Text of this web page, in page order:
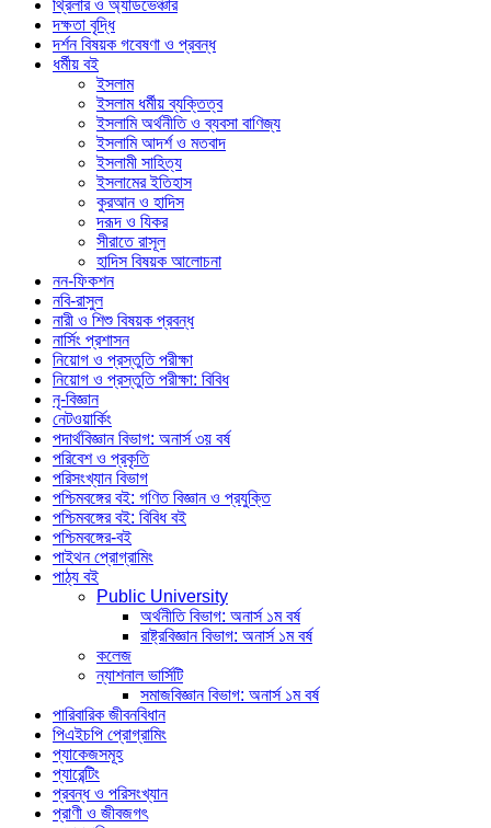
থ্রিলার ও অ্যাডভেঞ্চার
দক্ষতা বৃদ্ধি
দর্শন বিষয়ক গবেষণা ও প্রবন্ধ
ধর্মীয় বই
ইসলাম
ইসলাম ধর্মীয় ব্যক্তিত্ব
ইসলামি অর্থনীতি ও ব্যবসা বাণিজ্য
ইসলামি আদর্শ ও মতবাদ
ইসলামী সাহিত্য
ইসলামের ইতিহাস
কুরআন ও হাদিস
দরূদ ও যিকর
সীরাতে রাসূল
হাদিস বিষয়ক আলোচনা
নন-ফিকশন
নবি-রাসুল
নারী ও শিশু বিষয়ক প্রবন্ধ
নার্সিং প্রশাসন
নিয়োগ ও প্রস্তুতি পরীক্ষা
নিয়োগ ও প্রস্তুতি পরীক্ষা: বিবিধ
নৃ-বিজ্ঞান
নেটওয়ার্কিং
পদার্থবিজ্ঞান বিভাগ: অনার্স ৩য় বর্ষ
পরিবেশ ও প্রকৃতি
পরিসংখ্যান বিভাগ
পশ্চিমবঙ্গের বই: গণিত বিজ্ঞান ও প্রযুক্তি
পশ্চিমবঙ্গের বই: বিবিধ বই
পশ্চিমবঙ্গের-বই
পাইথন প্রোগ্রামিং
পাঠ্য বই
Public University
অর্থনীতি বিভাগ: অনার্স ১ম বর্ষ
রাষ্ট্রবিজ্ঞান বিভাগ: অনার্স ১ম বর্ষ
কলেজ
ন্যাশনাল ভার্সিটি
সমাজবিজ্ঞান বিভাগ: অনার্স ১ম বর্ষ
পারিবারিক জীবনবিধান
পিএইচপি প্রোগ্রামিং
প্যাকেজসমূহ
প্যারেন্টিং
প্রবন্ধ ও পরিসংখ্যান
প্রাণী ও জীবজগৎ